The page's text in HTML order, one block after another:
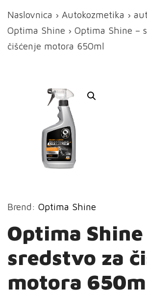
Naslovnica › Autokozmetika ›
Optima Shine › Optima Shine –
čišćenje motora 650ml
Brend: Optima Shine
Optima Shine
sredstvo za
motora